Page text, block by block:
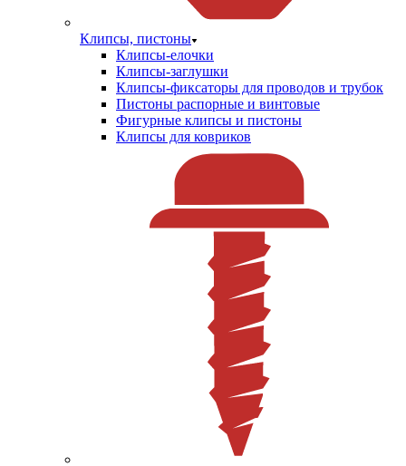
Клипсы, пистоны
Клипсы-елочки
Клипсы-заглушки
Клипсы-фиксаторы для проводов и трубок
Пистоны распорные и винтовые
Фигурные клипсы и пистоны
Клипсы для ковриков